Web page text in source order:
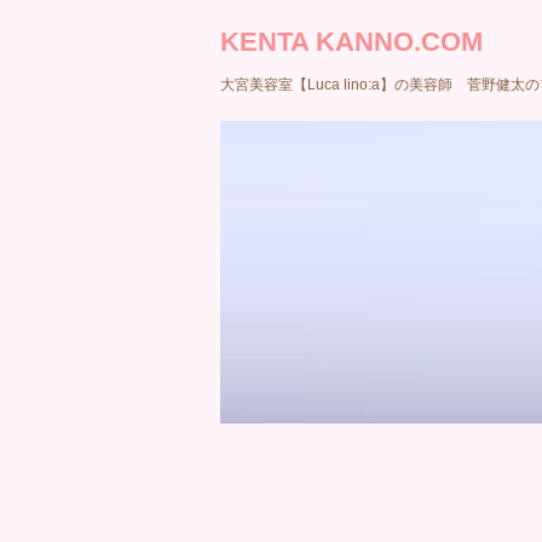
KENTA KANNO.COM
大宮美容室【Luca lino:a】の美容師 菅野健太の